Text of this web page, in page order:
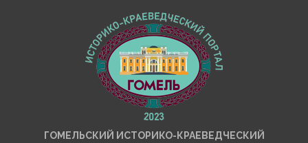
ГОМЕЛЬСКИЙ ИСТОРИКО-КРАЕВЕДЧЕСКИЙ